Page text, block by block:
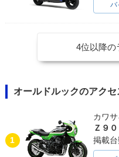
バ
4位以降の
オールドルックのアク
1
カワ
Ｚ９
掲載